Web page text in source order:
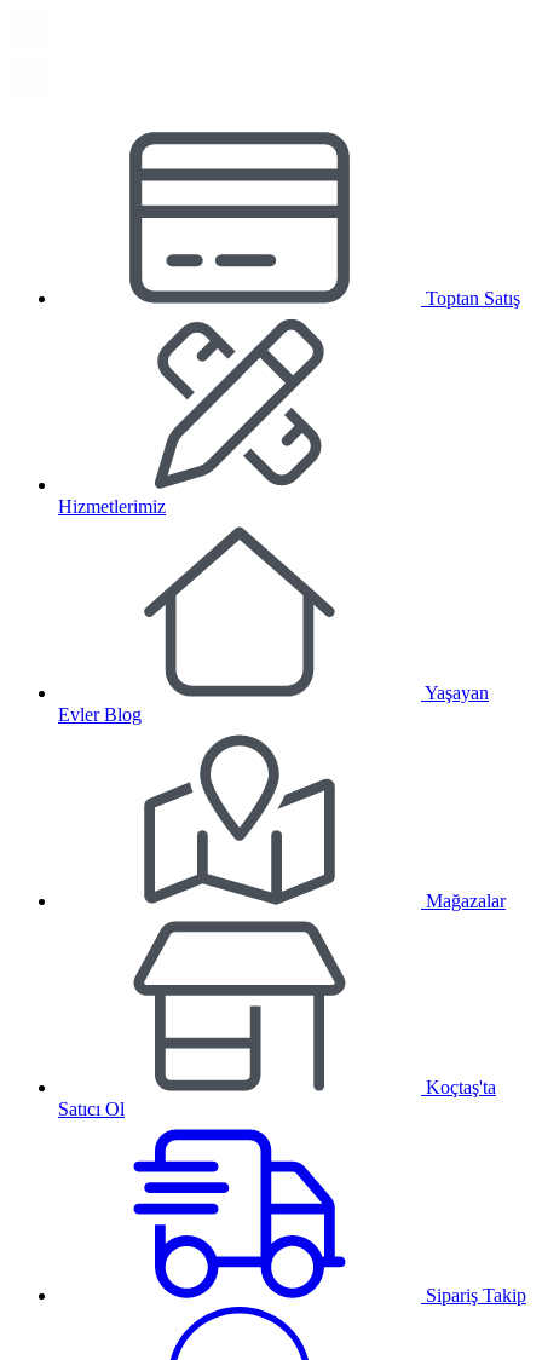
Toptan Satış
Hizmetlerimiz
Yaşayan
Evler Blog
Mağazalar
Koçtaş'ta
Satıcı Ol
Sipariş Takip